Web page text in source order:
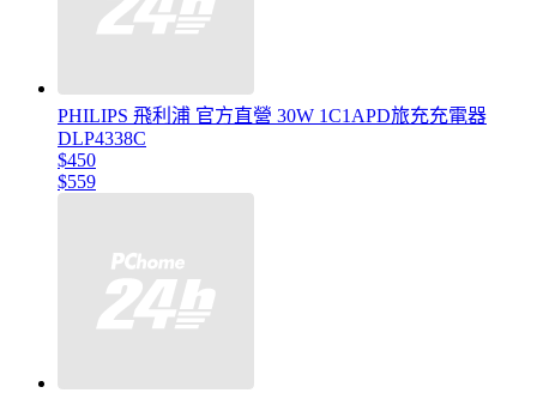
PHILIPS 飛利浦 官方直營 30W 1C1APD旅充充電器
DLP4338C
$450
$559